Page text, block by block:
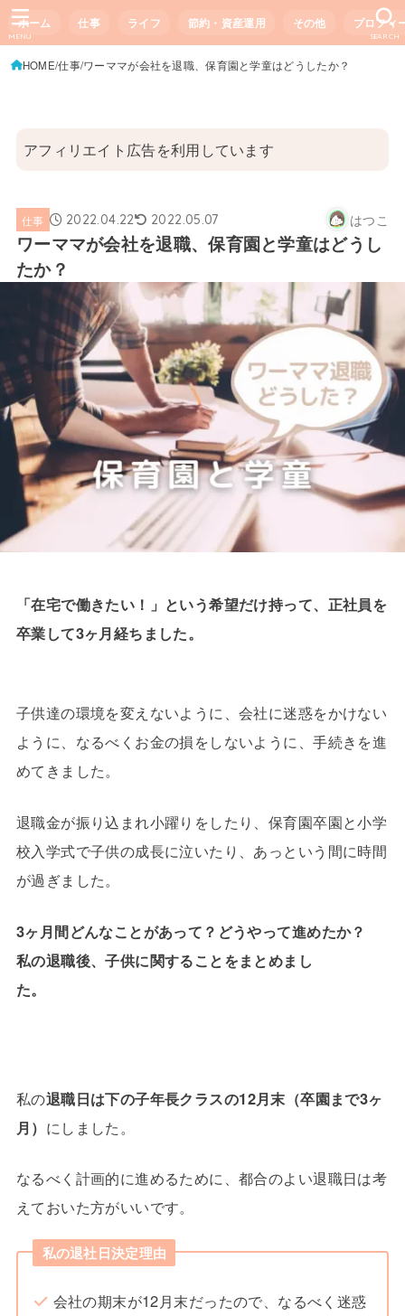
ホーム 仕事 ライフ 節約・資産運用 その他 プロフィ
SEARCH
MENU
HOME 仕事 ワーママが会社を退職、保育園と学童はどうしたか？
アフィリエイト広告を利用しています
仕事 2022.04.22 2022.05.07 はつこ
ワーママが会社を退職、保育園と学童はどうし
たか？
「在宅で働きたい！」という希望だけ持って、正社員を
卒業して3ヶ月経ちました。
子供達の環境を変えないように、会社に迷惑をかけない
ように、なるべくお金の損をしないように、手続きを進
めてきました。
退職金が振り込まれ小躍りをしたり、保育園卒園と小学
校入学式で子供の成長に泣いたり、あっという間に時間
が過ぎました。
3ヶ月間どんなことがあって？どうやって進めたか？
私の退職後、子供に関することをまとめまし
た。
私の退職日は下の子年長クラスの12月末（卒園まで3ヶ
月） にしました。
なるべく計画的に進めるために、都合のよい退職日は考
えておいた方がいいです。
私の退社日決定理由
会社の期末が12月末だったので、なるべく迷惑